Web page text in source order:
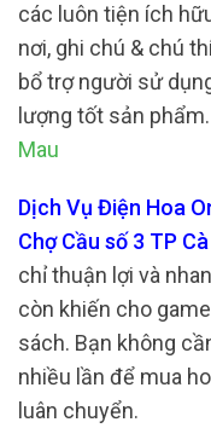
các luôn tiện ích
nơi, ghi chú & chú
bổ trợ người sử
lượng tốt sản phẩm.
Mau
Dịch Vụ Điện Hoa
Chợ Cầu số 3 TP
chỉ thuận lợi và
còn khiến cho
sách. Bạn không
nhiều lần để mua
luân chuyển.